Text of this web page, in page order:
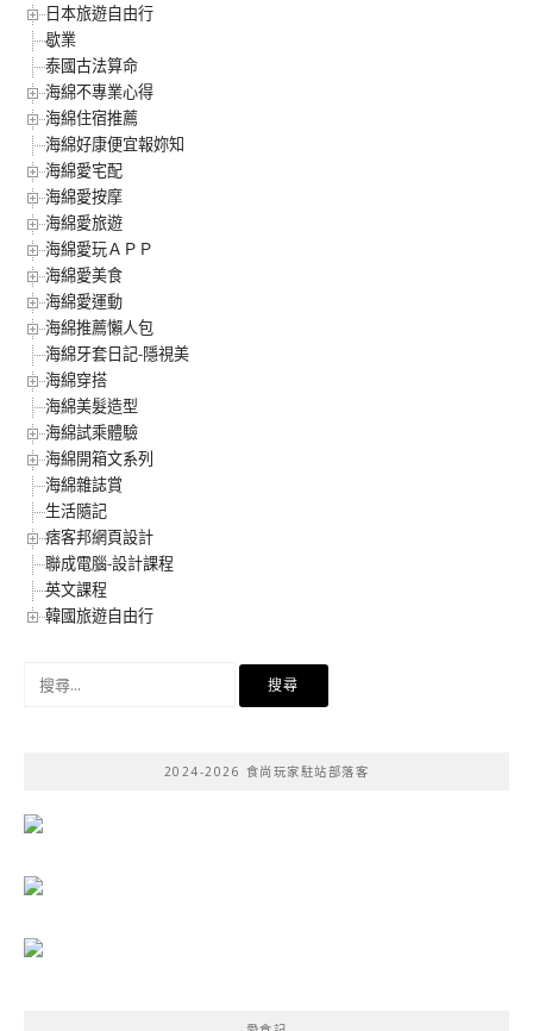
日本旅遊自由行
歇業
泰國古法算命
海綿不專業心得
海綿住宿推薦
海綿好康便宜報妳知
海綿愛宅配
海綿愛按摩
海綿愛旅遊
海綿愛玩ＡＰＰ
海綿愛美食
海綿愛運動
海綿推薦懶人包
海綿牙套日記-隱視美
海綿穿搭
海綿美髮造型
海綿試乘體驗
海綿開箱文系列
海綿雜誌賞
生活隨記
痞客邦網頁設計
聯成電腦-設計課程
英文課程
韓國旅遊自由行
2024-2026 食尚玩家駐站部落客